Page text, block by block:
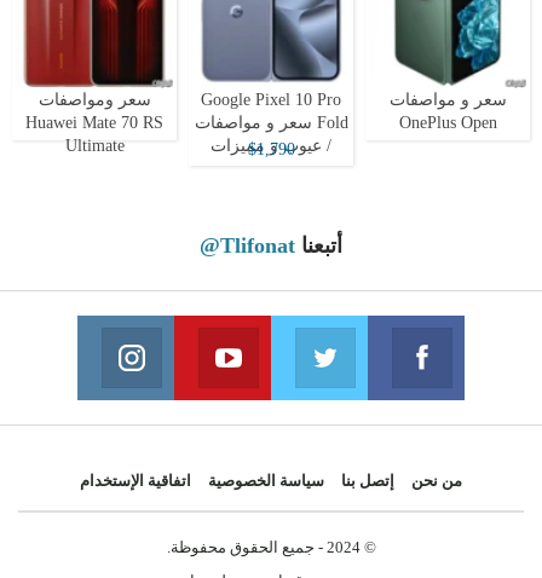
سعر و مواصفات
OnePlus Open
Google Pixel 10 Pro
Fold سعر و مواصفات
/ عيوب و مميزات
$1,790
سعر ومواصفات
Huawei Mate 70 RS
Ultimate
أتبعنا @Tlifonat
Facebook
Join us on Facebook
Twitter
Join us on Twitter
Youtube
Join us on Youtube
من نحن إتصل بنا سياسة الخصوصية اتفاقية الإستخدام
© 2024 - جميع الحقوق محفوظة.